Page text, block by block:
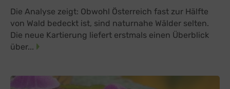
Die Analyse zeigt: Obwohl Österreich fast zur Hälfte
von Wald bedeckt ist, sind naturnahe Wälder selten.
Die neue Kartierung liefert erstmals einen Überblick
über...